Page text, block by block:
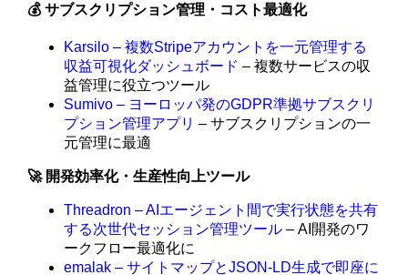
💰 サブスクリプション管理・コスト最適化
Karsilo – 複数Stripeアカウントを一元管理する
収益可視化ダッシュボード – 複数サービスの収
益管理に役立つツール
Sumivo – ヨーロッパ発のGDPR準拠サブスクリ
プション管理アプリ – サブスクリプションの一
元管理に最適
🚀 開発効率化・生産性向上ツール
Threadron – AIエージェント間で実行状態を共有
する次世代セッション管理ツール – AI開発のワ
ークフロー最適化に
emalak – サイトマップとJSON-LD生成で即座に